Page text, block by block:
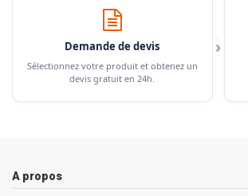
Demande de devis
Sélectionnez votre produit et obtenez un
devis gratuit en 24h.
›
A propos